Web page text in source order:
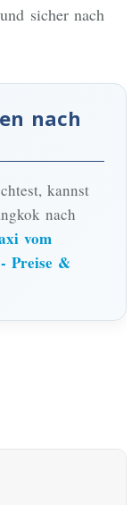
sicher nach
nach
kannst
nach
vom
Preise &